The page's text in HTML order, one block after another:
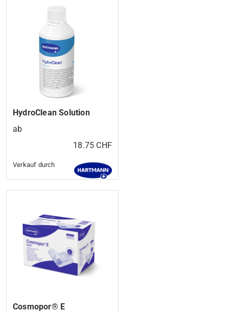
HydroClean Solution
ab
18.75 CHF
Verkauf durch
Cosmopor® E